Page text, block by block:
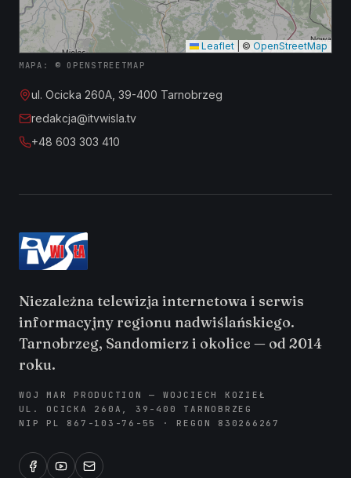
Leaflet © OpenStreetMap
MAPA: © OPENSTREETMAP
ul. Ocicka 260A, 39-400 Tarnobrzeg
redakcja@itvwisla.tv
+48 603 303 410
Niezależna telewizja internetowa i serwis
informacyjny regionu nadwiślańskiego.
Tarnobrzeg, Sandomierz i okolice — od 2014
roku.
WOJ MAR PRODUCTION — WOJCIECH KOZIEŁ
UL. OCICKA 260A, 39-400 TARNOBRZEG
NIP PL 867-103-76-55 · REGON 830266267